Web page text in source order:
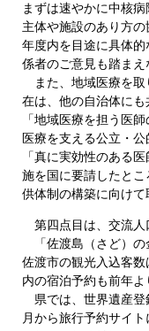
まずは速やかに中核
主体や施設のあり方の
年度内を目途に具体
係者のご意見も踏まえ
また、地域医療を取
在は、他の自治体にも
「地域医療を担う医
医療を支える公立・
「真に実効性のある
施を国に要請したと
供体制の構築に向けて
第四点目は、交流人
「佐渡島（さど）の
佐渡市の観光入込客
内の宿泊予約も前年よ
県では、世界遺産登
月から旅行予約サイ